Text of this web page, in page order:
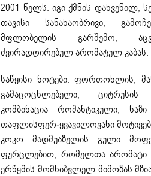
2001 წელს. იგი ქმნის დახვეწილ,
თავისი სანახაობრივი,
მფლობელის გარშემო,
ძვირადღირებულ არომატულ კაბას.
საწყისი ნოტები: ფორთოხლის,
გამაცოცხლებელი,
კომბინაცია რომანტიკული,
თაფლისფერ-ყვავილოვანი
კოკო მადმუაზელის გული
ფურცლებით, რომელთა არომატი
ერწყმის მომხიბვლელ მიმოზას